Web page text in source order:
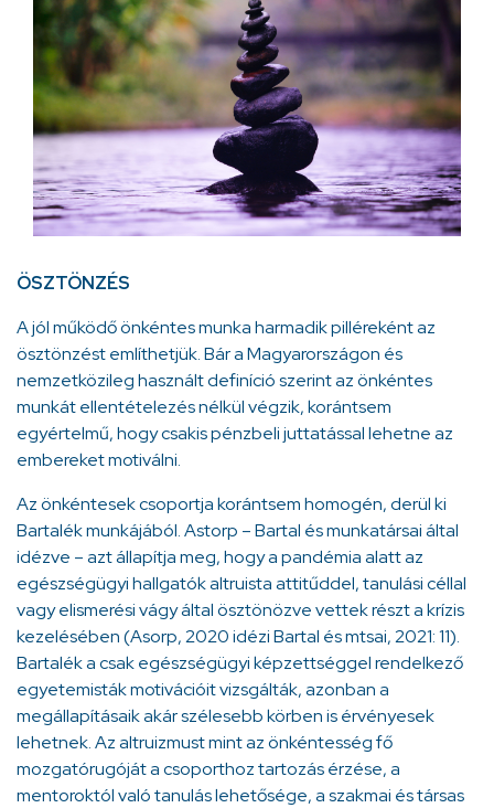
ÖSZTÖNZÉS
A jól működő önkéntes munka harmadik pilléreként az
ösztönzést említhetjük. Bár a Magyarországon és
nemzetközileg használt definíció szerint az önkéntes
munkát ellentételezés nélkül végzik, korántsem
egyértelmű, hogy csakis pénzbeli juttatással lehetne az
embereket motiválni.
Az önkéntesek csoportja korántsem homogén, derül ki
Bartalék munkájából. Astorp – Bartal és munkatársai által
idézve – azt állapítja meg, hogy a pandémia alatt az
egészségügyi hallgatók altruista attitűddel, tanulási céllal
vagy elismerési vágy által ösztönözve vettek részt a krízis
kezelésében (Asorp, 2020 idézi Bartal és mtsai, 2021: 11).
Bartalék a csak egészségügyi képzettséggel rendelkező
egyetemisták motivációit vizsgálták, azonban a
megállapításaik akár szélesebb körben is érvényesek
lehetnek. Az altruizmust mint az önkéntesség fő
mozgatórugóját a csoporthoz tartozás érzése, a
mentoroktól való tanulás lehetősége, a szakmai és társas